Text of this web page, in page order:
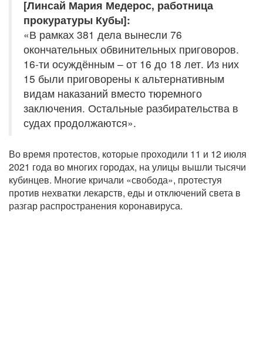
[Линсай Мария Медерос, работница
прокуратуры Кубы]:
«В рамках 381 дела вынесли 76
окончательных обвинительных приговоров.
16-ти осуждённым – от 16 до 18 лет. Из них
15 были приговорены к альтернативным
видам наказаний вместо тюремного
заключения. Остальные разбирательства в
судах продолжаются».
Во время протестов, которые проходили 11 и 12 июля
2021 года во многих городах, на улицы вышли тысячи
кубинцев. Многие кричали «свобода», протестуя
против нехватки лекарств, еды и отключений света в
разгар распространения коронавируса.